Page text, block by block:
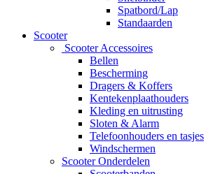
Spatbord/Lap
Standaarden
Scooter
Scooter Accessoires
Bellen
Bescherming
Dragers & Koffers
Kentekenplaathouders
Kleding en uitrusting
Sloten & Alarm
Telefoonhouders en tasjes
Windschermen
Scooter Onderdelen